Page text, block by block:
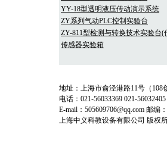
YY-18型透明液压传动演示系统
ZY系列气动PLC控制实验台
ZY-811型检测与转换技术实验台(
传感器实验箱
地址：上海市俞泾港路11号（108
电话：021-56033369 021-
E-mail：505609706@qq.com 邮编
上海中义科教设备有限公司 版权